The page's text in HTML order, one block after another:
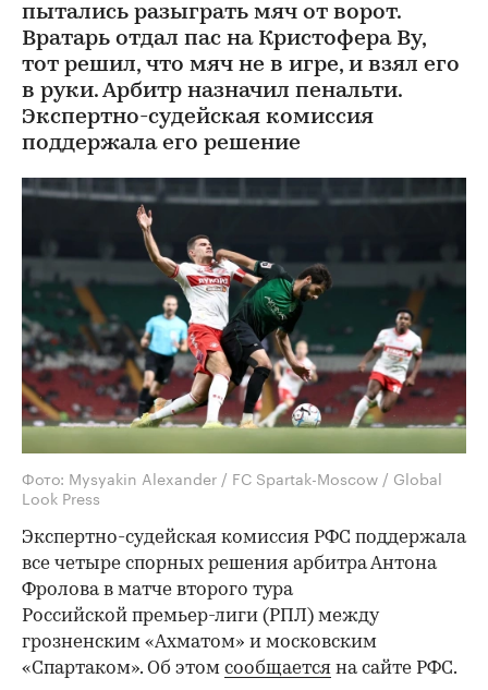
пытались разыграть мяч от ворот.
Вратарь отдал пас на Кристофера Ву,
тот решил, что мяч не в игре, и взял его
в руки. Арбитр назначил пенальти.
Экспертно-судейская комиссия
поддержала его решение
Фото: Mysyakin Alexander / FC Spartak-Moscow / Global
Look Press
Экспертно-судейская комиссия РФС поддержала
все четыре спорных решения арбитра Антона
Фролова в матче второго тура
Российской премьер-лиги (РПЛ) между
грозненским «Ахматом» и московским
«Спартаком». Об этом сообщается на сайте РФС.